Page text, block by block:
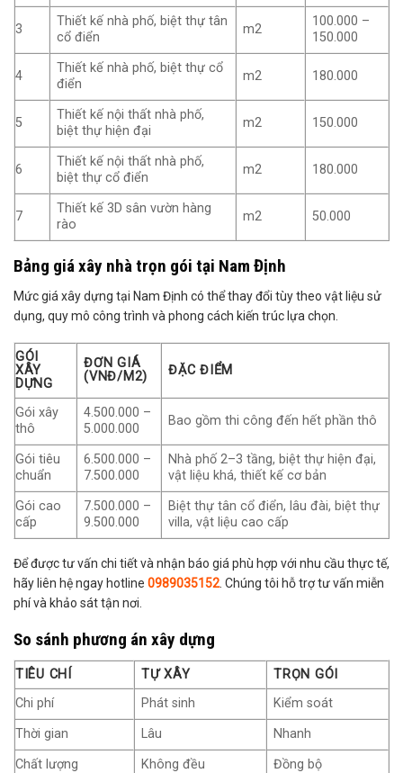
3
Thiết kế nhà phố, biệt thự tân
cổ điển
m2
100.000 –
150.000
4
Thiết kế nhà phố, biệt thự cổ
điển
m2 180.000
5
Thiết kế nội thất nhà phố,
biệt thự hiện đại
m2 150.000
6
Thiết kế nội thất nhà phố,
biệt thự cổ điển
m2 180.000
7
Thiết kế 3D sân vườn hàng
rào
m2 50.000
Bảng giá xây nhà trọn gói tại Nam Định
Mức giá xây dựng tại Nam Định có thể thay đổi tùy theo vật liệu sử
dụng, quy mô công trình và phong cách kiến trúc lựa chọn.
GÓI
XÂY
DỰNG
ĐƠN GIÁ
(VNĐ/M2)
ĐẶC ĐIỂM
Gói xây
thô
4.500.000 –
5.000.000
Bao gồm thi công đến hết phần thô
Gói tiêu
chuẩn
6.500.000 –
7.500.000
Nhà phố 2–3 tầng, biệt thự hiện đại,
vật liệu khá, thiết kế cơ bản
Gói cao
cấp
7.500.000 –
9.500.000
Biệt thự tân cổ điển, lâu đài, biệt thự
villa, vật liệu cao cấp
Để được tư vấn chi tiết và nhận báo giá phù hợp với nhu cầu thực tế,
hãy liên hệ ngay hotline 0989035152. Chúng tôi hỗ trợ tư vấn miễn
phí và khảo sát tận nơi.
So sánh phương án xây dựng
TIÊU CHÍ TỰ XÂY
TRỌN GÓI
Chi phí
Phát sinh
Kiểm soát
Thời gian
Lâu
Nhanh
Chất lượng
Không đều
Đồng bộ